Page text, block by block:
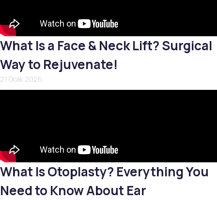
What Is a Face & Neck Lift? Surgical
Way to Rejuvenate!
21 Ocak 2026
What Is Otoplasty? Everything You
Need to Know About Ear